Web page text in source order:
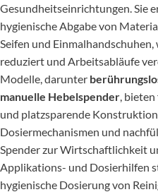
Gesundheitseinrichtungen. Sie
hygienische Abgabe von
Seifen und
reduziert und Arbeitsabläufe
Modelle, darunter
manuelle Hebelspender ,
und platzsparende
Dosiermechanismen und
Spender zur Wirtschaftlichkeit
Applikations- und Dosierhilfen
hygienische Dosierung von